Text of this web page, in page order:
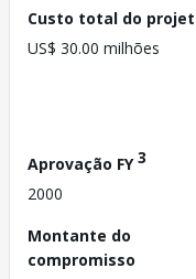
Custo total do
US$ 30.00 milhões
Aprovação FY3
2000
Montante do
compromisso